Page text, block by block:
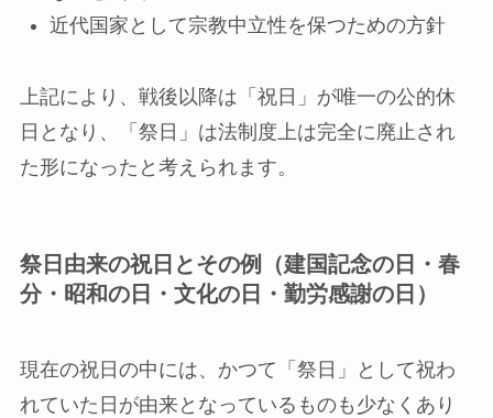
近代国家として宗教中立性を保つための方針
上記により、戦後以降は「祝日」が唯一の公的休
日となり、「祭日」は法制度上は完全に廃止され
た形になったと考えられます。
祭日由来の祝日とその例（建国記念の日・春
分・昭和の日・文化の日・勤労感謝の日）
現在の祝日の中には、かつて「祭日」として祝わ
れていた日が由来となっているものも少なくあり